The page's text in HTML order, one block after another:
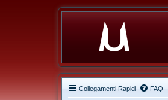
Collegamenti Rapidi FAQ